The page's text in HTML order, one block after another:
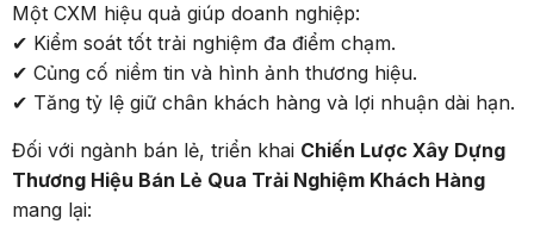
Một CXM hiệu quả giúp doanh nghiệp:
✔ Kiểm soát tốt trải nghiệm đa điểm chạm.
✔ Củng cố niềm tin và hình ảnh thương hiệu.
✔ Tăng tỷ lệ giữ chân khách hàng và lợi nhuận dài hạn.
Đối với ngành bán lẻ, triển khai Chiến Lược Xây Dựng
Thương Hiệu Bán Lẻ Qua Trải Nghiệm Khách Hàng
mang lại: